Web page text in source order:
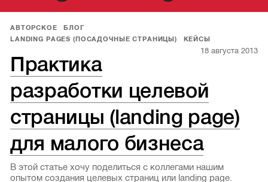
АВТОРСКОЕ
БЛОГ
LANDING PAGES (ПОСАДОЧНЫЕ СТРАНИЦЫ)
КЕЙСЫ
18 августа 2013
Практика
разработки целевой
страницы (landing page)
для малого бизнеса
В этой статье хочу поделиться с коллегами нашим
опытом создания целевых страниц или landing page.